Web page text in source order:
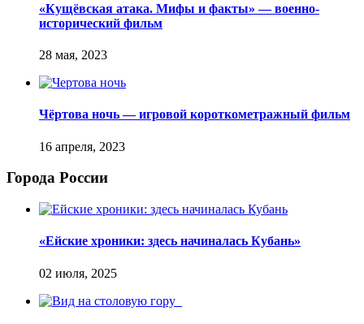
«Кущёвская атака. Мифы и факты» — военно-
исторический фильм
Чёртова ночь — игровой короткометражный фильм
Города России
«Ейские хроники: здесь начиналась Кубань»